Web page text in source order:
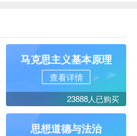
马克思主义基本原理
查看详情
23888人已购买
思想道德与法治